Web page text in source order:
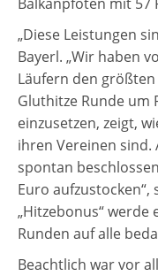
„Diese Leistungen
Bayerl. „Wir haben
Läufern den
Gluthitze Runde um
einzusetzen, zeigt,
ihren Vereinen sind.
spontan
Euro aufzustocken“,
„Hitzebonus“
Runden auf alle
Beachtlich war vor